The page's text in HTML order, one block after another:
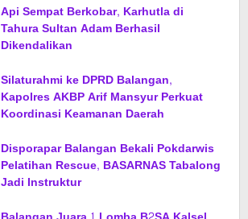
Api Sempat Berkobar, Karhutla di
Tahura Sultan Adam Berhasil
Dikendalikan
Silaturahmi ke DPRD Balangan,
Kapolres AKBP Arif Mansyur Perkuat
Koordinasi Keamanan Daerah
Disporapar Balangan Bekali Pokdarwis
Pelatihan Rescue, BASARNAS Tabalong
Jadi Instruktur